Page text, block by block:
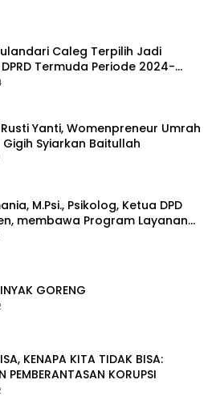
Caleg Terpilih Jadi
Termuda Periode 2024-
Rusti Yanti, Womenpreneur Umrah
Gigih Syiarkan Baitullah
M.Psi., Psikolog, Ketua DPD
membawa Program Layanan
Dokumen Kependudukan
GORENG
KENAPA KITA TIDAK BISA:
PEMBERANTASAN KORUPSI